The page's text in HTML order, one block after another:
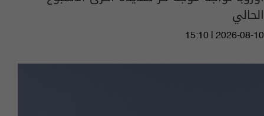
الحالي
15:10 | 2026-08-10